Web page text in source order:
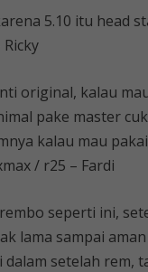
5.10 itu head
original, kalau
pake master
kalau mau
/ r25 – Fardi
seperti ini,
lama sampai
setelah rem,